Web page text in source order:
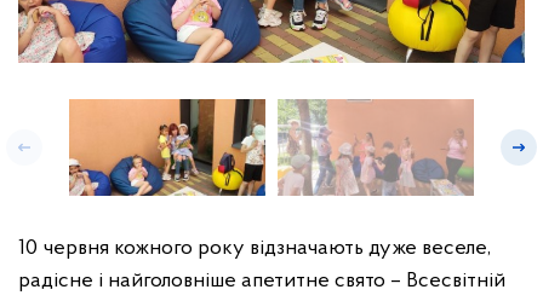
10 червня кожного року відзначають дуже веселе,
радісне і найголовніше апетитне свято – Всесвітній